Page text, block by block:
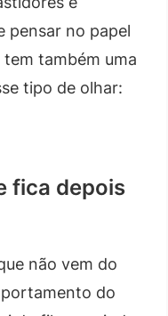
pensar no papel
também uma
tipo de olhar:
fica depois
não vem do
do